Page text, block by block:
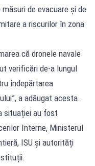
de evacuare și de
a riscurilor în zona
că dronele navale
verificări de-a lungul
îndepărtarea
a adăugat acesta.
situației au fost
Interne, Ministerul
ISU și autorități